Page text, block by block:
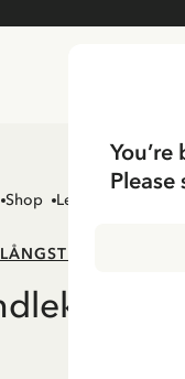
Shop Leksaker